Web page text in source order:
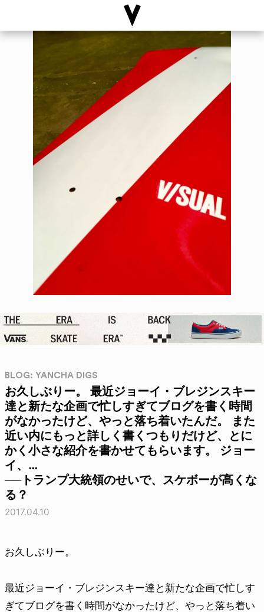
BLOG: YANCHA DIGS
お久しぶりー。 最近ジョーイ・ブレジンスキー
達と新たな企画で忙しすぎてブログを書く時間
がなかったけど、やっと落ち着いたんだ。 また
近い内にもっと詳しく書くつもりだけど、とに
かく小さな紹介を書かせてもらいます。 ジョー
イ、…
──トランプ大統領のせいで、スケボーが高くな
る？
2017.04.10
お久しぶりー。
最近ジョーイ・ブレジンスキー達と新たな企画で忙しす
ぎてブログを書く時間がなかったけど、やっと落ち着い